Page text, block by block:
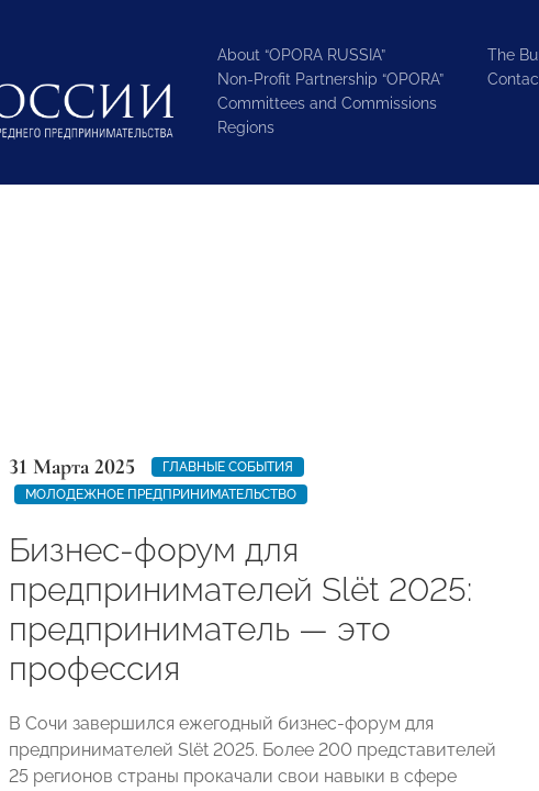
About “OPORA RUSSIA”
Non-Profit Partnership “OPORA”
Committees and Commissions
Regions
The
31 Марта 2025
ГЛАВНЫЕ СОБЫТИЯ
МОЛОДЕЖНОЕ ПРЕДПРИНИМАТЕЛЬСТВО
Бизнес-форум для
предпринимателей Slёt 2025:
предприниматель — это
профессия
В Сочи завершился ежегодный бизнес-форум для
предпринимателей Slёt 2025. Более 200 представителей
25 регионов страны прокачали свои навыки в сфере